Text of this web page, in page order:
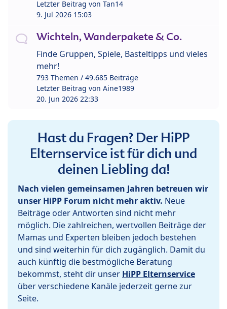
Letzter Beitrag von Tan14
9. Jul 2026 15:03
Wichteln, Wanderpakete & Co.
Finde Gruppen, Spiele, Basteltipps und vieles
mehr!
793 Themen / 49.685 Beiträge
Letzter Beitrag von Aine1989
20. Jun 2026 22:33
Hast du Fragen? Der HiPP
Elternservice ist für dich und
deinen Liebling da!
Nach vielen gemeinsamen Jahren betreuen wir
unser HiPP Forum nicht mehr aktiv. Neue
Beiträge oder Antworten sind nicht mehr
möglich. Die zahlreichen, wertvollen Beiträge der
Mamas und Experten bleiben jedoch bestehen
und sind weiterhin für dich zugänglich. Damit du
auch künftig die bestmögliche Beratung
bekommst, steht dir unser HiPP Elternservice
über verschiedene Kanäle jederzeit gerne zur
Seite.